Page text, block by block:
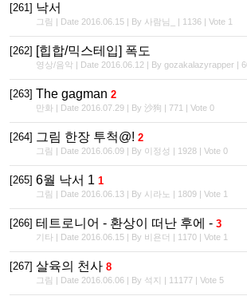
[261] 낙서
그림 | Date 2016.06.15 | By 사람님_ | 1136 | Vote 1
[262] [힙합/믹스테입] 폭도
영상/음악 | Date 2016.06.12 | By gozakalazyrapper |
[263] The gagman 2
만화 | Date 2016.07.29 | By 沙狗 | 771 | Vote 0
[264] 그림 한장 투척@! 2
그림 | Date 2016.06.09 | By 이정성 | 1928 | Vote 0
[265] 6월 낙서 1 1
그림 | Date 2016.06.13 | By 시라노 | 1809 | Vote 1
[266] 테트로니어 - 환상이 떠난 후에 - 3
기타 | Date 2016.06.15 | By 비욘더 | 1170 | Vote 1
[267] 살육의 천사 8
그림 | Date 2016.06.06 | By 석지 | 11177 | Vote 5